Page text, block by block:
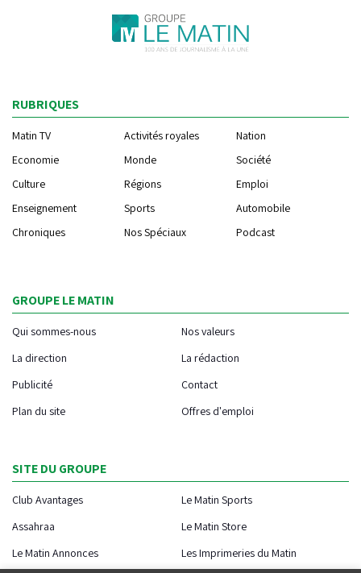
RUBRIQUES
Matin TV Activités royales
Nation
Economie
Monde
Société
Culture
Régions
Emploi
Enseignement
Sports
Automobile
Chroniques
Nos Spéciaux Podcast
GROUPE LE MATIN
Qui sommes-nous
Nos valeurs
La direction
La rédaction
Publicité
Contact
Plan du site
Offres d'emploi
SITE DU GROUPE
Club Avantages
Le Matin Sports
Assahraa
Le Matin Store
Le Matin Annonces
Les Imprimeries du Matin